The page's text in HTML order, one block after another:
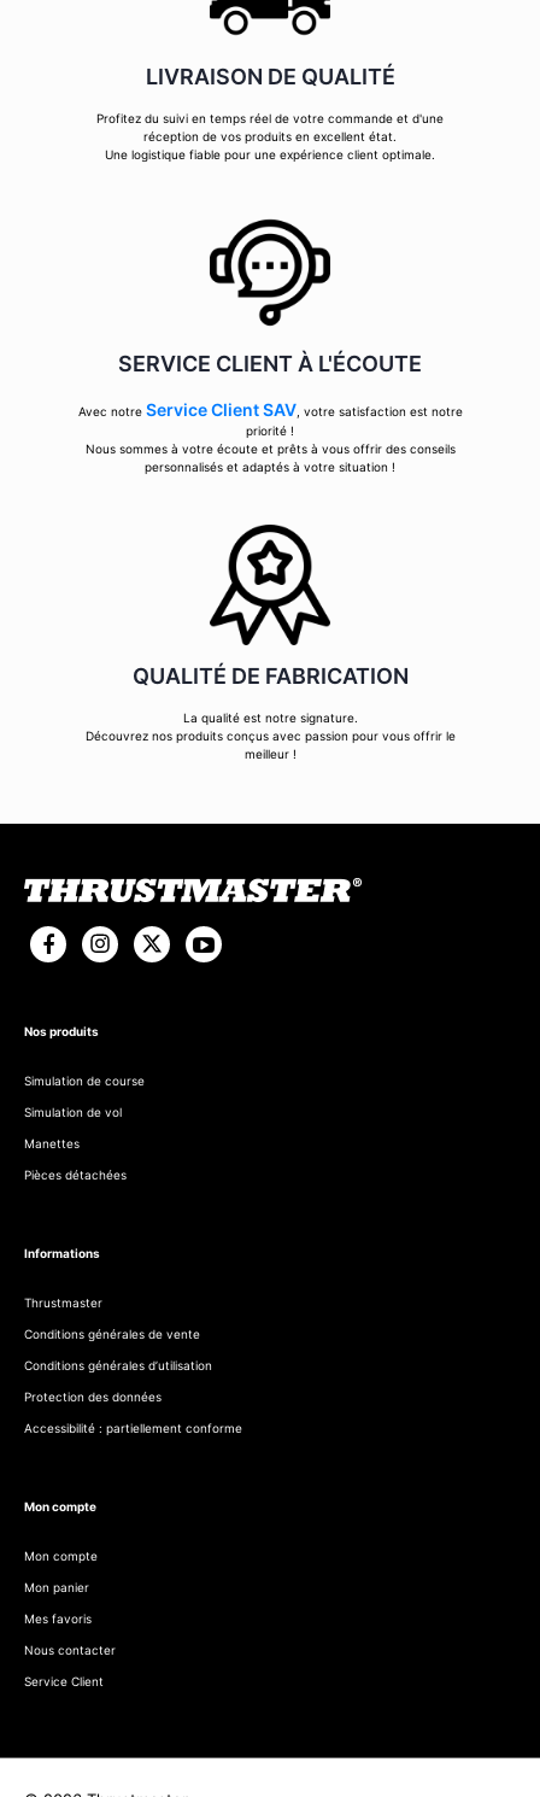
LIVRAISON DE QUALITÉ
Profitez du suivi en temps réel de votre commande et d'une
réception de vos produits en excellent état.
Une logistique fiable pour une expérience client optimale.
SERVICE CLIENT À L'ÉCOUTE
Avec notre Service Client SAV, votre satisfaction est notre
priorité !
Nous sommes à votre écoute et prêts à vous offrir des conseils
personnalisés et adaptés à votre situation !
QUALITÉ DE FABRICATION
La qualité est notre signature.
Découvrez nos produits conçus avec passion pour vous offrir le
meilleur !
Nos produits
Simulation de course
Simulation de vol
Manettes
Pièces détachées
Informations
Thrustmaster
Conditions générales de vente
Conditions générales d’utilisation
Protection des données
Accessibilité : partiellement conforme
Mon compte
Mon compte
Mon panier
Mes favoris
Nous contacter
Service Client